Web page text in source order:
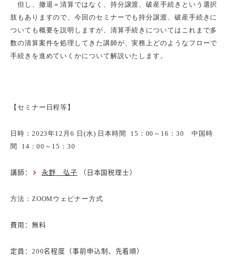
但し、撤退＝清算ではなく、持分譲渡、破産手続きという選択
肢もありますので、今回のセミナーでも持分譲渡、破産手続きに
ついても概要を説明しますが、清算手続きについてはこれまで多
数の清算案件を処理してきた講師が、実務上どのようなフローで
手続きを進めていくかについて解説いたします。
【セミナー日程等】
日時 ：2023年12月6 日(水) 日本時間 15：00～16：30 中国時
間 14：00～15：30
講師 ： 永野 弘子 （日本国税理士）
方法 ：ZOOMウェビナー方式
費用 ：無料
定員 ：200名程度（事前申込制、先着順）